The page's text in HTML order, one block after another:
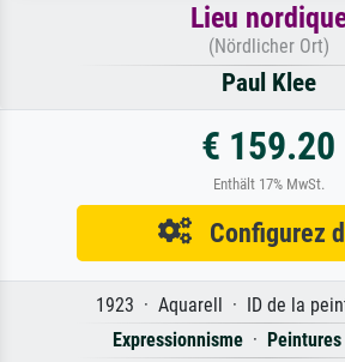
Lieu
(Nördlicher Ort)
Paul Klee
€ 159.20
Enthält 17% MwSt.
Configurez
1923 · Aquarell · ID de la
Expressionnisme ·